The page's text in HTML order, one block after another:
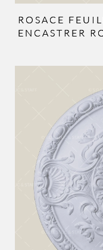
ROSACE
ENCASTRER